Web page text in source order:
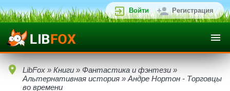
Войти Регистрация
LibFox » Книги » Фантастика и фэнтези »
Альтернативная история » Андре Нортон - Торговцы
во времени